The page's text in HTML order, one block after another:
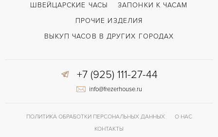
ВОЗМОЖНОСТИ ДОСТАВКИ С документами
Двойной сложности застежка
ДЛИНА БРАСЛЕТА, ДЛИННАЯ СТОРОНА
Без цифр
ШВЕЙЦАРСКИЕ ЧАСЫ
ЗАПОНКИ К ЧАСАМ
ПРОЧИЕ ИЗДЕЛИЯ
ВЫКУП ЧАСОВ В ДРУГИХ ГОРОДАХ
+7 (925) 111-27-44
info@frezerhouse.ru
ПОЛИТИКА ОБРАБОТКИ ПЕРСОНАЛЬНЫХ ДАННЫХ
О НАС
КОНТАКТЫ